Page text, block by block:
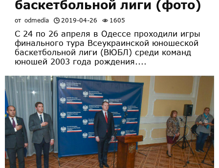
баскетбольной лиги (фото)
от odmedia 2019-04-26 1605
С 24 по 26 апреля в Одессе проходили игры
финального тура Всеукраинской юношеской
баскетбольной лиги (ВЮБЛ) среди команд
юношей 2003 года рождения....